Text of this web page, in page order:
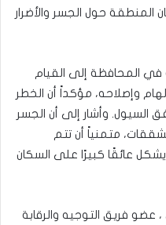
حول الجسر والأضرار
في المحافظة إلى القيام
وإصلاحه، مؤكداً أن الخطر
السيول. وأشار إلى أن الجسر
متمنياً أن تتم
يشكل عائقًا كبيرًا على السكان
، عضو فريق التوجيه والرقابة